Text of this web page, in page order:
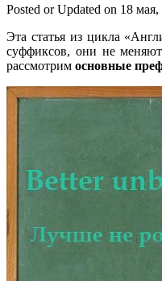
Posted or Updated on 18 мая,
Эта статья из цикла
суффиксов, они не
рассмотрим основные